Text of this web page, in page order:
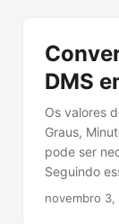
DMS
Os valores
Graus,
pode ser
Seguindo
segundos
novembro 3,